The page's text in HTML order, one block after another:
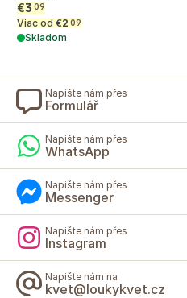
€3 09
Viac od €2 09
Skladom
Napište nám přes
Formulář
Napište nám přes
WhatsApp
Napište nám přes
Messenger
Napište nám přes
Instagram
Napište nám na
kvet@loukykvet.cz